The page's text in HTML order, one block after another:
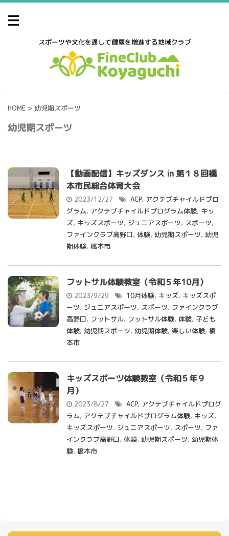
スポーツや文化を通して健康を増進する地域クラブ
HOME > 幼児期スポーツ
幼児期スポーツ
【動画配信】キッズダンス in 第１８回橋
本市民総合体育大会
2023/12/27 ACP, アクテブチャイルドプロ
グラム, アクテブチャイルドプログラム体験, キッ
ズ, キッズスポーツ, ジュニアスポーツ, スポーツ,
ファインクラブ高野口, 体験, 幼児期スポーツ, 幼児
期体験, 橋本市
フットサル体験教室（令和５年10月）
2023/9/29 10月体験, キッズ, キッズスポ
ーツ, ジュニアスポーツ, スポーツ, ファインクラブ
高野口, フットサル, フットサル体験, 体験, 子ども
体験, 幼児期スポーツ, 幼児期体験, 楽しい体験, 橋
本市
キッズスポーツ体験教室（令和５年９
月）
2023/8/27 ACP, アクテブチャイルドプログ
ラム, アクテブチャイルドプログラム体験, キッズ,
キッズスポーツ, ジュニアスポーツ, スポーツ, ファ
インクラブ高野口, 体験, 幼児期スポーツ, 幼児期体
験, 橋本市